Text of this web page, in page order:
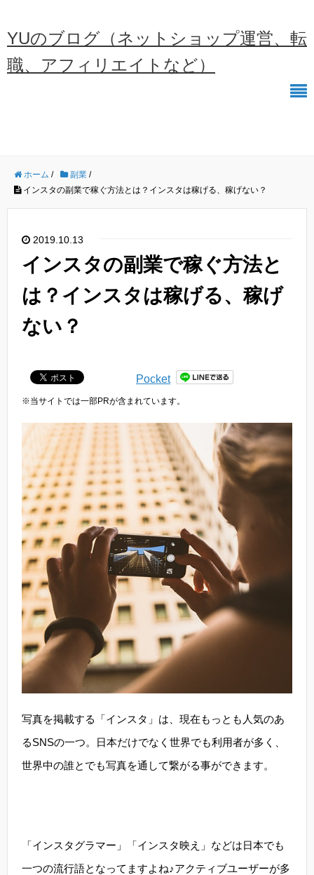
YUのブログ（ネットショップ運営、転
職、アフィリエイトなど）
ホーム / 副業 /
インスタの副業で稼ぐ方法とは？インスタは稼げる、稼げない？
2019.10.13
インスタの副業で稼ぐ方法と
は？インスタは稼げる、稼げ
ない？
Pocket
※当サイトでは一部PRが含まれています。
写真を掲載する「インスタ」は、現在もっとも人気のあ
るSNSの一つ。日本だけでなく世界でも利用者が多く、
世界中の誰とでも写真を通して繋がる事ができます。
「インスタグラマー」「インスタ映え」などは日本でも
一つの流行語となってますよね♪アクティブユーザーが多